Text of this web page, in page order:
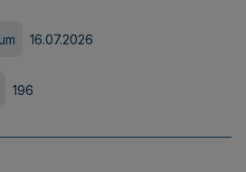
16.07.2026
196